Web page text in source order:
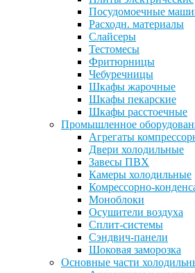
Посудомоечные
Расходн. материалы
Слайсеры
Тестомесы
Фритюрницы
Чебуречницы
Шкафы жарочные
Шкафы пекарские
Шкафы расстоечные
Промышленное
Агрегаты
Двери холодильные
Завесы ПВХ
Камеры холодильные
Комрессорно-
Моноблоки
Осушители воздуха
Сплит-системы
Сэндвич-панели
Шоковая заморозка
Основные части